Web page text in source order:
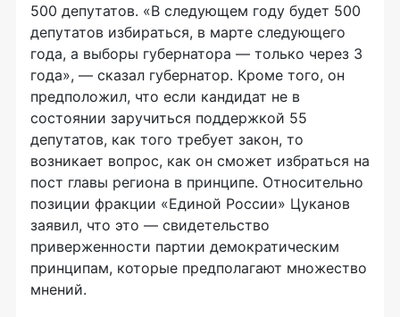
500 депутатов. «В следующем году будет 500
депутатов избираться, в марте следующего
года, а выборы губернатора — только через 3
года», — сказал губернатор. Кроме того, он
предположил, что если кандидат не в
состоянии заручиться поддержкой 55
депутатов, как того требует закон, то
возникает вопрос, как он сможет избраться на
пост главы региона в принципе. Относительно
позиции фракции «Единой России» Цуканов
заявил, что это — свидетельство
приверженности партии демократическим
принципам, которые предполагают множество
мнений.